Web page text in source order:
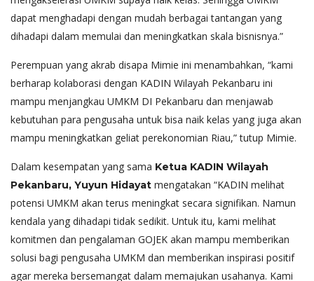
dapat menghadapi dengan mudah berbagai tantangan yang
dihadapi dalam memulai dan meningkatkan skala bisnisnya.”
Perempuan yang akrab disapa Mimie ini menambahkan, “kami
berharap kolaborasi dengan KADIN Wilayah Pekanbaru ini
mampu menjangkau UMKM DI Pekanbaru dan menjawab
kebutuhan para pengusaha untuk bisa naik kelas yang juga akan
mampu meningkatkan geliat perekonomian Riau,” tutup Mimie.
Dalam kesempatan yang sama Ketua KADIN Wilayah
Pekanbaru, Yuyun Hidayat mengatakan “KADIN melihat
potensi UMKM akan terus meningkat secara signifikan. Namun
kendala yang dihadapi tidak sedikit. Untuk itu, kami melihat
komitmen dan pengalaman GOJEK akan mampu memberikan
solusi bagi pengusaha UMKM dan memberikan inspirasi positif
agar mereka bersemangat dalam memajukan usahanya. Kami